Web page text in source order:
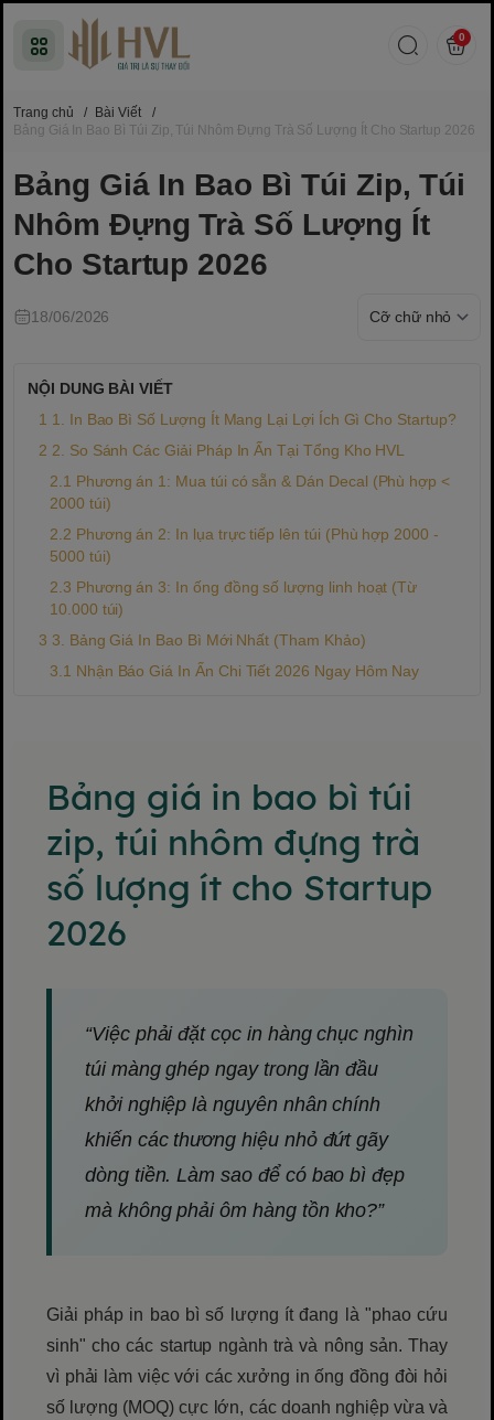
0
Trang chủ / Bài Viết
/
Bảng Giá In Bao Bì Túi Zip, Túi Nhôm Đựng Trà Số Lượng Ít Cho Startup 2026
Bảng Giá In Bao Bì Túi Zip, Túi
Nhôm Đựng Trà Số Lượng Ít
Cho Startup 2026
18/06/2026
NỘI DUNG BÀI VIẾT
1. In Bao Bì Số Lượng Ít Mang Lại Lợi Ích Gì Cho Startup?
2. So Sánh Các Giải Pháp In Ấn Tại Tổng Kho HVL
Phương án 1: Mua túi có sẵn & Dán Decal (Phù hợp <
2000 túi)
Phương án 2: In lụa trực tiếp lên túi (Phù hợp 2000 -
5000 túi)
Phương án 3: In ống đồng số lượng linh hoạt (Từ
10.000 túi)
3. Bảng Giá In Bao Bì Mới Nhất (Tham Khảo)
Nhận Báo Giá In Ấn Chi Tiết 2026 Ngay Hôm Nay
Bảng giá in bao bì túi
zip, túi nhôm đựng trà
số lượng ít cho Startup
2026
“Việc phải đặt cọc in hàng chục nghìn
túi màng ghép ngay trong lần đầu
khởi nghiệp là nguyên nhân chính
khiến các thương hiệu nhỏ đứt gãy
dòng tiền. Làm sao để có bao bì đẹp
mà không phải ôm hàng tồn kho?”
Giải pháp in bao bì số lượng ít đang là "phao cứu
sinh" cho các startup ngành trà và nông sản. Thay
vì phải làm việc với các xưởng in ống đồng đòi hỏi
số lượng (MOQ) cực lớn, các doanh nghiệp vừa và